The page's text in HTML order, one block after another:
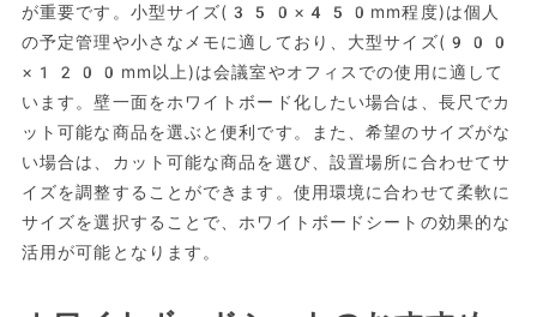
が重要です。小型サイズ(350×450mm程度)は個人
の予定管理や小さなメモに適しており、大型サイズ(900
×1200mm以上)は会議室やオフィスでの使用に適して
います。壁一面をホワイトボード化したい場合は、長尺でカ
ット可能な商品を選ぶと便利です。また、希望のサイズがな
い場合は、カット可能な商品を選び、設置場所に合わせてサ
イズを調整することができます。使用環境に合わせて柔軟に
サイズを選択することで、ホワイトボードシートの効果的な
活用が可能となります。